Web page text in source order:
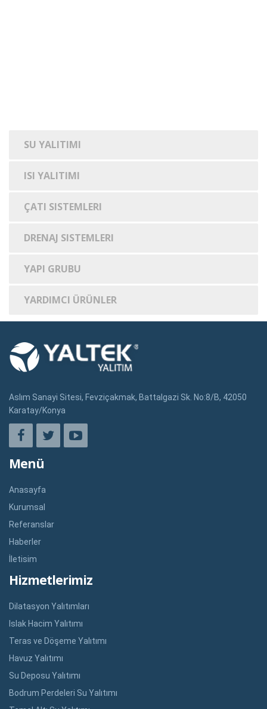
SU YALITIMI
ISI YALITIMI
ÇATI SISTEMLERI
DRENAJ SISTEMLERI
YAPI GRUBU
YARDIMCI ÜRÜNLER
Aslım Sanayi Sitesi, Fevziçakmak, Battalgazi Sk. No:8/B, 42050
Karatay/Konya
Menü
Anasayfa
Kurumsal
Referanslar
Haberler
İletisim
Hizmetlerimiz
Dilatasyon Yalıtımları
Islak Hacim Yalıtımı
Teras ve Döşeme Yalıtımı
Havuz Yalıtımı
Su Deposu Yalıtımı
Bodrum Perdeleri Su Yalıtımı